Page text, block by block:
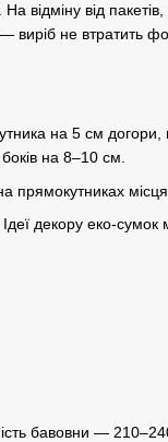
від
не втратить
на 5 см
на 8–10 см.
декору еко-сумок
бавовни —